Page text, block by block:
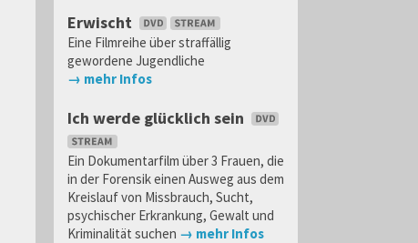
Erwischt
Eine Filmreihe über straffällig
gewordene Jugendliche
→ mehr Infos
Ich werde glücklich sein
Ein Dokumentarfilm über 3 Frauen, die
in der Forensik einen Ausweg aus dem
Kreislauf von Missbrauch, Sucht,
psychischer Erkrankung, Gewalt und
Kriminalität suchen → mehr Infos